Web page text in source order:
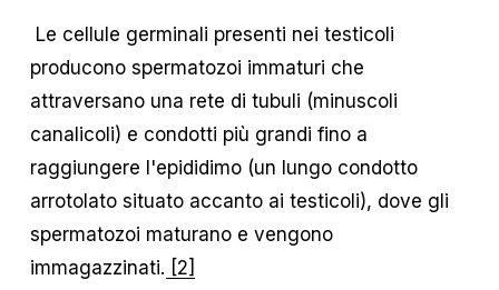
Le cellule germinali presenti nei testicoli
producono spermatozoi immaturi che
attraversano una rete di tubuli (minuscoli
canalicoli) e condotti più grandi fino a
raggiungere l'epididimo (un lungo condotto
arrotolato situato accanto ai testicoli), dove gli
spermatozoi maturano e vengono
immagazzinati. [2]